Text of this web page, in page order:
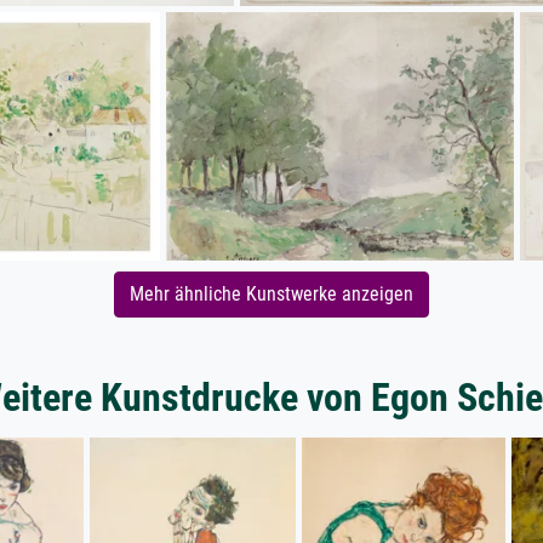
Mehr ähnliche Kunstwerke anzeigen
Kunstdrucke von Egon